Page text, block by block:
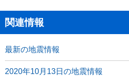
関連情報
最新の地震情報
2020年10月13日の地震情報